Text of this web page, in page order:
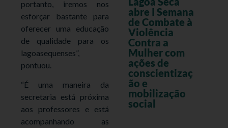
portanto, iremos nos
esforçar bastante para
oferecer uma educação
de qualidade para os
lagoasequenses”,
pontuou.
“É uma maneira da
secretaria está próxima
aos professores e está
acompanhando as
abre I Semana
de Combate à
Violência
Contra a
Mulher com
ações de
conscientizaç
ão e
mobilização
social